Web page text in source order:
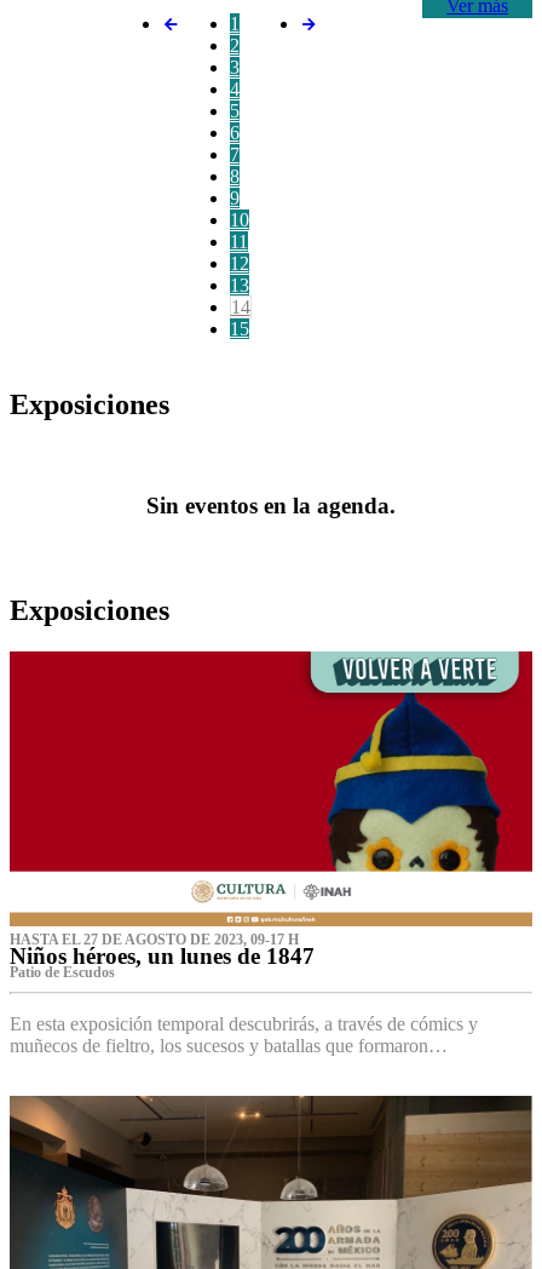
Ver más
1
2
3
4
5
6
7
8
9
10
11
12
13
14
15
Exposiciones
Sin eventos en la agenda.
Exposiciones
HASTA EL 27 DE AGOSTO DE 2023, 09-17 H
Niños héroes, un lunes de 1847
Patio de Escudos
En esta exposición temporal descubrirás, a través de cómics y
muñecos de fieltro, los sucesos y batallas que formaron…